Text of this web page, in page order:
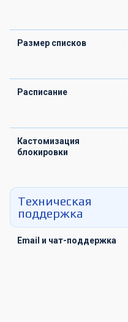
Размер списков
Расписание
Кастомизация
блокировки
Техническая
поддержка
Email и чат-поддержка